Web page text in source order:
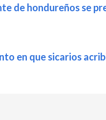
de hondureños se
en que sicarios